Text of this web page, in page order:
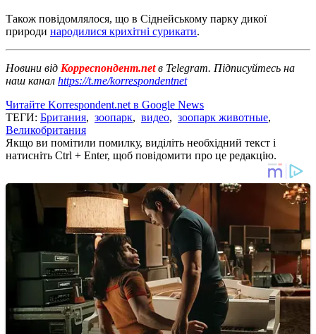
Також повідомлялося, що в Сіднейському парку дикої
природи народилися крихітні сурикати.
Новини від Корреспондент.netв Telegram. Підписуйтесь на
наш канал https://t.me/korrespondentnet
Читайте Korrespondent.net в Google News
ТЕГИ: Британия, зоопарк, видео, зоопарк животные,
Великобритания
Якщо ви помітили помилку, виділіть необхідний текст і
натисніть Ctrl + Enter, щоб повідомити про це редакцію.